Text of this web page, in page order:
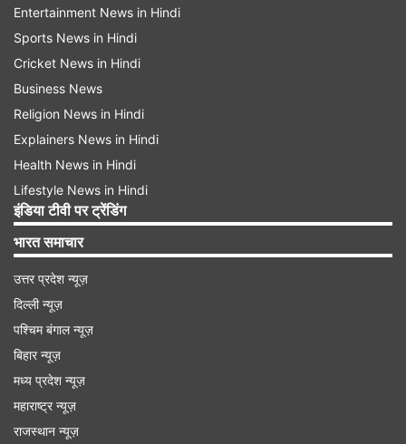
Entertainment News in Hindi
Sports News in Hindi
Cricket News in Hindi
Business News
Religion News in Hindi
Explainers News in Hindi
Health News in Hindi
Lifestyle News in Hindi
इंडिया टीवी पर ट्रेंडिंग
भारत समाचार
उत्तर प्रदेश न्यूज़
दिल्ली न्यूज़
पश्चिम बंगाल न्यूज़
बिहार न्यूज़
मध्य प्रदेश न्यूज़
महाराष्ट्र न्यूज़
राजस्थान न्यूज़